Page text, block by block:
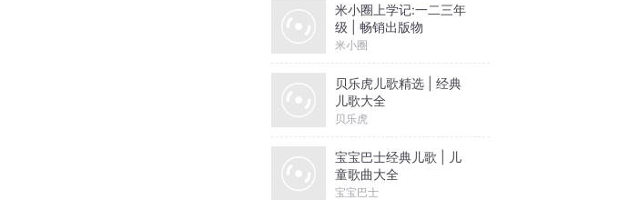
米小圈上学记:一二三年
级 | 畅销出版物
米小圈
贝乐虎儿歌精选 | 经典
儿歌大全
贝乐虎
宝宝巴士经典儿歌 | 儿
童歌曲大全
宝宝巴士